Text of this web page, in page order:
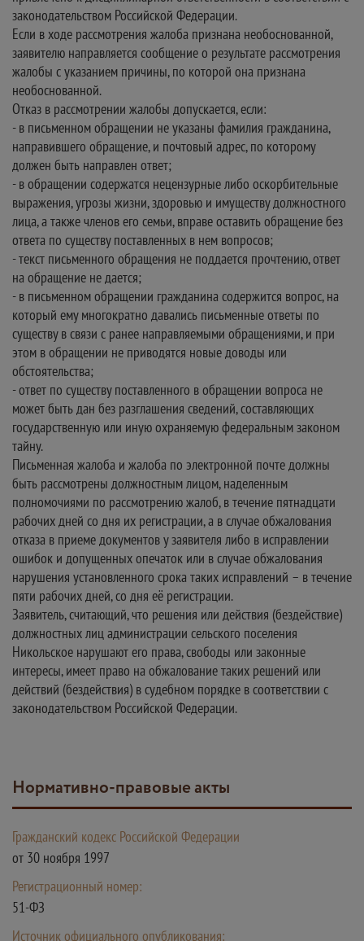
законодательством Российской Федерации.
Если в ходе рассмотрения жалоба признана необоснованной,
заявителю направляется сообщение о результате рассмотрения
жалобы с указанием причины, по которой она признана
необоснованной.
Отказ в рассмотрении жалобы допускается, если:
- в письменном обращении не указаны фамилия гражданина,
направившего обращение, и почтовый адрес, по которому
должен быть направлен ответ;
- в обращении содержатся нецензурные либо оскорбительные
выражения, угрозы жизни, здоровью и имуществу должностного
лица, а также членов его семьи, вправе оставить обращение без
ответа по существу поставленных в нем вопросов;
- текст письменного обращения не поддается прочтению, ответ
на обращение не дается;
- в письменном обращении гражданина содержится вопрос, на
который ему многократно давались письменные ответы по
существу в связи с ранее направляемыми обращениями, и при
этом в обращении не приводятся новые доводы или
обстоятельства;
- ответ по существу поставленного в обращении вопроса не
может быть дан без разглашения сведений, составляющих
государственную или иную охраняемую федеральным законом
тайну.
Письменная жалоба и жалоба по электронной почте должны
быть рассмотрены должностным лицом, наделенным
полномочиями по рассмотрению жалоб, в течение пятнадцати
рабочих дней со дня их регистрации, а в случае обжалования
отказа в приеме документов у заявителя либо в исправлении
ошибок и допущенных опечаток или в случае обжалования
нарушения установленного срока таких исправлений – в течение
пяти рабочих дней, со дня её регистрации.
Заявитель, считающий, что решения или действия (бездействие)
должностных лиц администрации сельского поселения
Никольское нарушают его права, свободы или законные
интересы, имеет право на обжалование таких решений или
действий (бездействия) в судебном порядке в соответствии с
законодательством Российской Федерации.
Нормативно-правовые акты
Гражданский кодекс Российской Федерации
от 30 ноября 1997
Регистрационный номер:
51-ФЗ
Источник официального опубликования: